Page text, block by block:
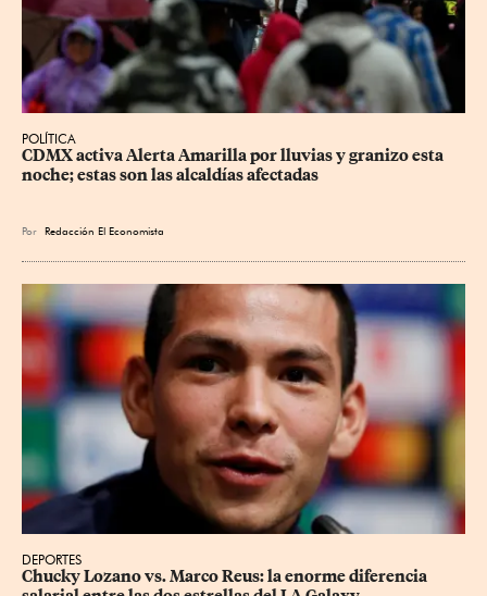
POLÍTICA
CDMX activa Alerta Amarilla por lluvias y granizo esta
noche; estas son las alcaldías afectadas
Por Redacción El Economista
DEPORTES
Chucky Lozano vs. Marco Reus: la enorme diferencia